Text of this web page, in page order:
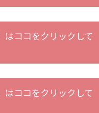
はココをクリックして
はココをクリックして